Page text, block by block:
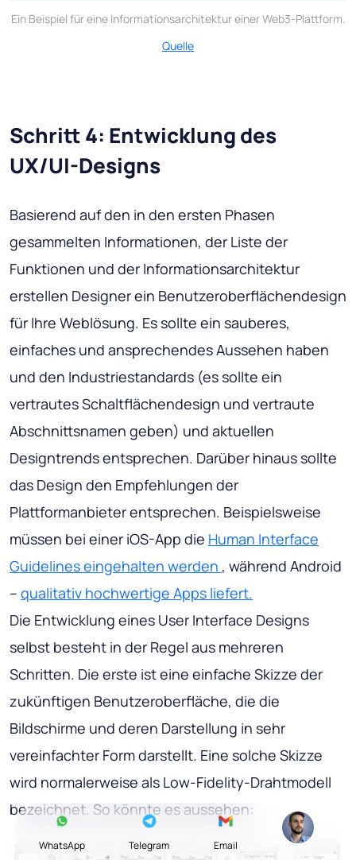
Ein Beispiel für eine Informationsarchitektur einer Web3-Plattform.
Quelle
Schritt 4: Entwicklung des
UX/UI-Designs
Basierend auf den in den ersten Phasen
gesammelten Informationen, der Liste der
Funktionen und der Informationsarchitektur
erstellen Designer ein Benutzeroberflächendesign
für Ihre Weblösung. Es sollte ein sauberes,
einfaches und ansprechendes Aussehen haben
und den Industriestandards (es sollte ein
vertrautes Schaltflächendesign und vertraute
Abschnittsnamen geben) und aktuellen
Designtrends entsprechen. Darüber hinaus sollte
das Design den Empfehlungen der
Plattformanbieter entsprechen. Beispielsweise
müssen bei einer iOS-App die Human Interface
Guidelines eingehalten werden , während Android
– qualitativ hochwertige Apps liefert.
Die Entwicklung eines User Interface Designs
selbst besteht in der Regel aus mehreren
Schritten. Die erste ist eine einfache Skizze der
zukünftigen Benutzeroberfläche, die die
Bildschirme und deren Darstellung in sehr
vereinfachter Form darstellt. Eine solche Skizze
wird normalerweise als Low-Fidelity-Drahtmodell
bezeichnet. So könnte es aussehen:
WhatsApp Telegram Email